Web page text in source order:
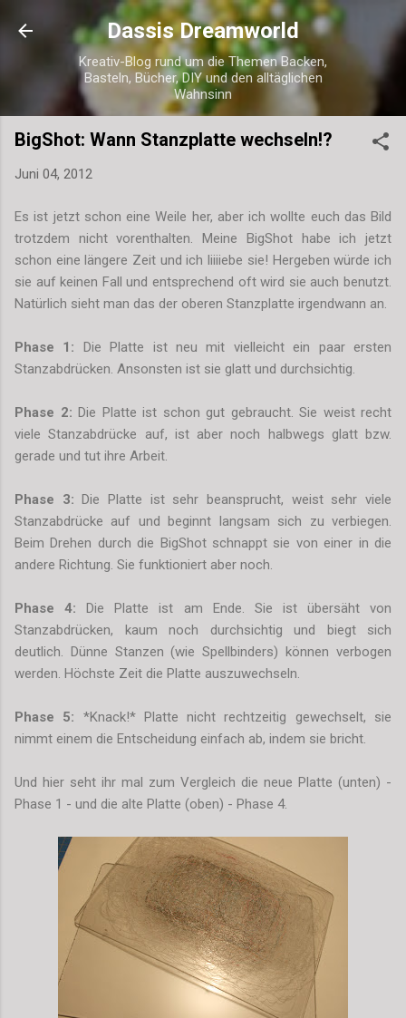
Direkt zum Hauptbereich
Dassis Dreamworld
Kreativ-Blog rund um die Themen Backen,
Basteln, Bücher, DIY und den alltäglichen
Wahnsinn
BigShot: Wann Stanzplatte wechseln!?
Juni 04, 2012
Es ist jetzt schon eine Weile her, aber ich wollte euch das Bild
trotzdem nicht vorenthalten. Meine BigShot habe ich jetzt
schon eine längere Zeit und ich liiiiebe sie! Hergeben würde ich
sie auf keinen Fall und entsprechend oft wird sie auch benutzt.
Natürlich sieht man das der oberen Stanzplatte irgendwann an.
Phase 1: Die Platte ist neu mit vielleicht ein paar ersten
Stanzabdrücken. Ansonsten ist sie glatt und durchsichtig.
Phase 2: Die Platte ist schon gut gebraucht. Sie weist recht
viele Stanzabdrücke auf, ist aber noch halbwegs glatt bzw.
gerade und tut ihre Arbeit.
Phase 3:Die Platte ist sehr beansprucht, weist sehr viele
Stanzabdrücke auf und beginnt langsam sich zu verbiegen.
Beim Drehen durch die BigShot schnappt sie von einer in die
andere Richtung. Sie funktioniert aber noch.
Phase 4:Die Platte ist am Ende. Sie ist übersäht von
Stanzabdrücken, kaum noch durchsichtig und biegt sich
deutlich. Dünne Stanzen (wie Spellbinders) können verbogen
werden. Höchste Zeit die Platte auszuwechseln.
Phase 5: *Knack!* Platte nicht rechtzeitig gewechselt, sie
nimmt einem die Entscheidung einfach ab, indem sie bricht.
Und hier seht ihr mal zum Vergleich die neue Platte (unten) -
Phase 1 - und die alte Platte (oben) - Phase 4.